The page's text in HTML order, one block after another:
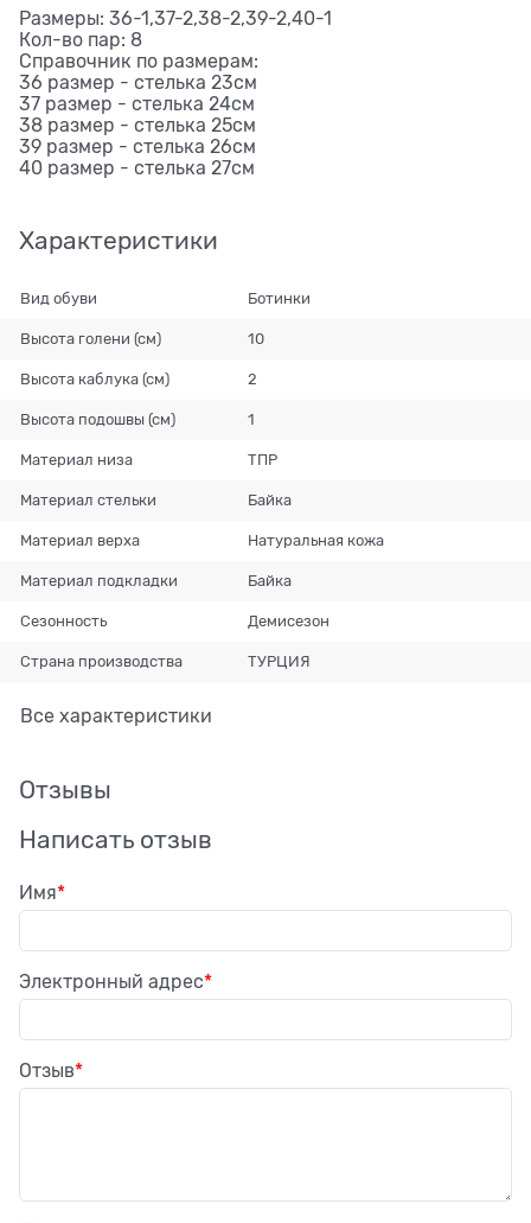
Размеры: 36-1,37-2,38-2,39-2,40-1
Кол-во пар: 8
Справочник по размерам:
36 размер - стелька 23см
37 размер - стелька 24см
38 размер - стелька 25см
39 размер - стелька 26см
40 размер - стелька 27см
Характеристики
Вид обуви Ботинки
Высота голени (см) 10
Высота каблука (см) 2
Высота подошвы (см) 1
Материал низа ТПР
Материал стельки Байка
Материал верха Натуральная кожа
Материал подкладки Байка
Сезонность Демисезон
Страна производства ТУРЦИЯ
Все характеристики
Отзывы
Написать отзыв
Имя
Электронный адрес
Отзыв